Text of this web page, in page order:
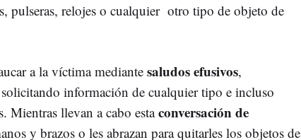
pulseras, relojes o cualquier otro tipo de objeto de
a la víctima mediante saludos efusivos,
información de cualquier tipo e incluso
Mientras llevan a cabo estaconversación de
y brazos o les abrazan para quitarles los objetos de